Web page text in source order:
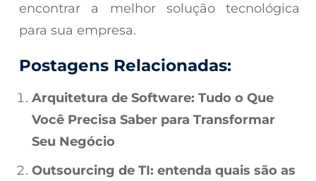
encontrar a melhor solução tecnológica
para sua empresa.
Postagens Relacionadas:
Arquitetura de Software: Tudo o Que
Você Precisa Saber para Transformar
Seu Negócio
Outsourcing de TI: entenda quais são as